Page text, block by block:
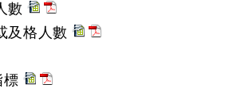
數
及格人數
標